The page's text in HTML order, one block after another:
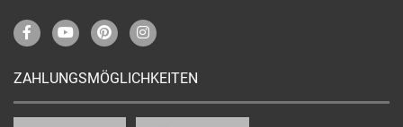
ZAHLUNGSMÖGLICHKEITEN